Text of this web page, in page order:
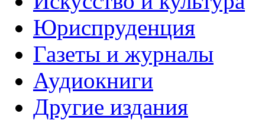
Юриспруденция
Газеты и журналы
Аудиокниги
Другие издания